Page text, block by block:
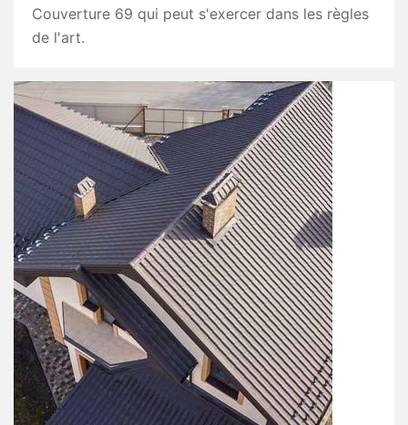
Couverture 69 qui peut s'exercer dans les règles
de l'art.